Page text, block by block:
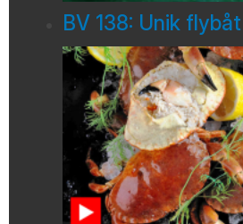
BV 138: Unik